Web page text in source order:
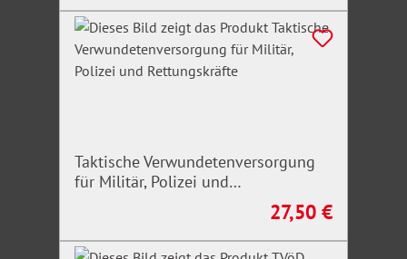
Taktische Verwundetenversorgung
für Militär, Polizei und
Regulärer Preis:
27,50 €